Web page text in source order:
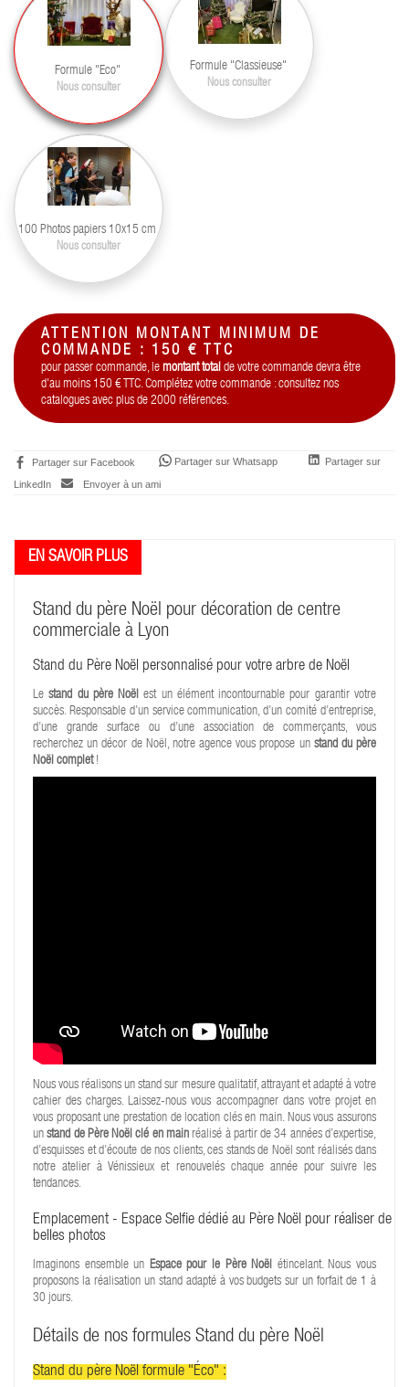
Formule "Eco"
Nous consulter
Formule "Classieuse"
Nous consulter
100 Photos papiers 10x15 cm
Nous consulter
ATTENTION MONTANT MINIMUM DE
COMMANDE : 150 € TTC
pour passer commande, le montant total de votre commande devra être
d'au moins 150 € TTC. Complétez votre commande : consultez nos
catalogues avec plus de 2000 références.
Partager sur Facebook Partager sur Whatsapp Partager sur
LinkedIn Envoyer à un ami
Stand du père Noël pour décoration de centre
commerciale à Lyon
Stand du Père Noël personnalisé pour votre arbre de Noël
Lestand du père Noël est un élément incontournable pour garantir votre
succès. Responsable d’un service communication, d’un comité d’entreprise,
d’une grande surface ou d’une association de commerçants, vous
recherchez un décor de Noël, notre agence vous propose un stand du père
Noël complet!
Nous vous réalisons un stand sur mesure qualitatif, attrayant et adapté à votre
cahier des charges. Laissez-nous vous accompagner dans votre projet en
vous proposant une prestation de location clés en main. Nous vous assurons
unstand de Père Noël clé en main réalisé à partir de 34 années d’expertise,
d’esquisses et d’écoute de nos clients, ces stands de Noël sont réalisés dans
notre atelier à Vénissieux et renouvelés chaque année pour suivre les
tendances.
Emplacement - Espace Selfie dédié au Père Noël pour réaliser de
belles photos
Imaginons ensemble un Espace pour le Père Noël étincelant. Nous vous
proposons la réalisation un stand adapté à vos budgets sur un forfait de 1 à
30 jours.
Détails de nos formules Stand du père Noël
Stand du père Noël formule "Éco" :